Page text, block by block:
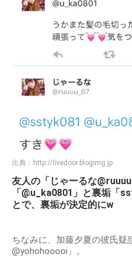
出典： http://livedoor.blogimg.jp
友人の「じゃーるな
「@u_ka0801」と裏垢「
とで、裏垢が決定的にw
ちなみに、加藤夕夏の彼氏疑
@yohohooooi」。